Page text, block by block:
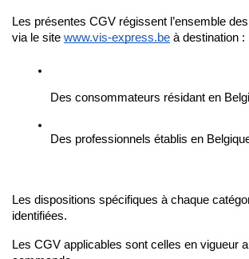
Les présentes CGV régissent l’ensemble
via le site www.vis-express.be à destination :
Des consommateurs résidant en
Des professionnels établis en
Les dispositions spécifiques à chaque
identifiées.
Les CGV applicables sont celles en vigueur